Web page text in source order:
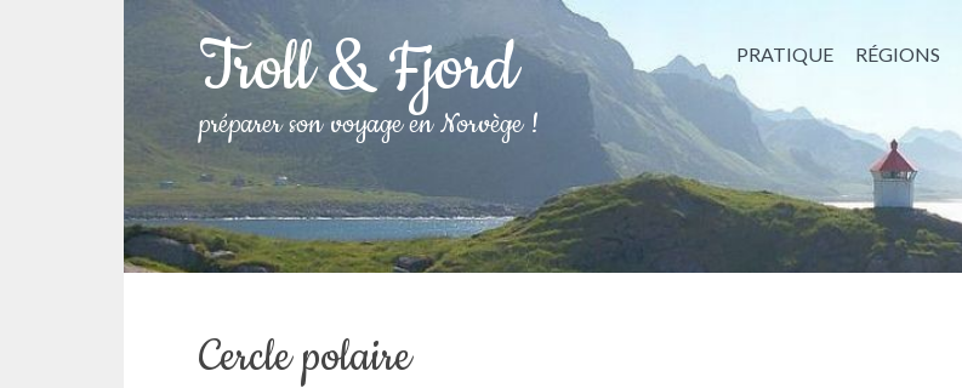
Troll & Fjord
préparer son voyage en Norvège !
PRATIQUE RÉGIONS
Cercle polaire